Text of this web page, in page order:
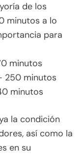
de los
minutos a lo
para
minutos
250 minutos
minutos
la condición
así como la
en su